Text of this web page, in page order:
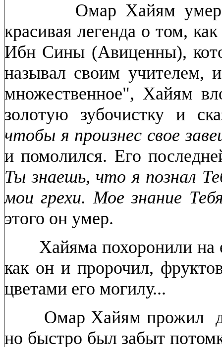
Омар Хайям умер
красивая легенда о том,
Ибн Сины (Авиценны),
называл своим учителем,
множественное", Хайям
золотую зубочистку и
чтобы я произнес свое
и помолился. Его
Ты знаешь, что я познал
мои грехи. Мое знание
этого он умер.
Хайяма похоронили на
как он и пророчил,
цветами его могилу...
Омар Хайям прожил
но быстро был забыт